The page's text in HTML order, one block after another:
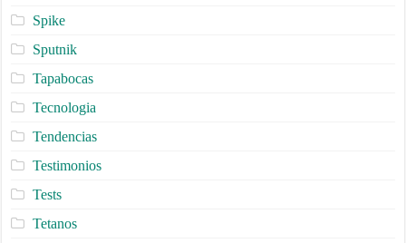
Spike
Sputnik
Tapabocas
Tecnologia
Tendencias
Testimonios
Tests
Tetanos